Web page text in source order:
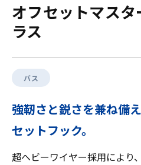
オフセットマス
ラス
バス
強靭さと鋭さを兼ね備
セットフック。
超ヘビーワイヤー採用により